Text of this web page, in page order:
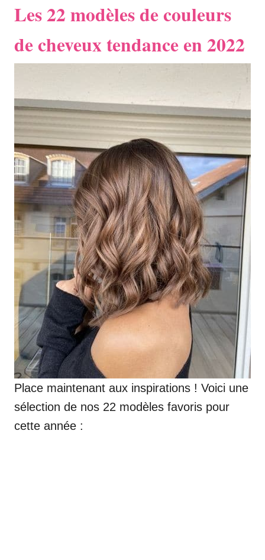
Les 22 modèles de couleurs
de cheveux tendance en 2022
Place maintenant aux inspirations ! Voici une
sélection de nos 22 modèles favoris pour
cette année :